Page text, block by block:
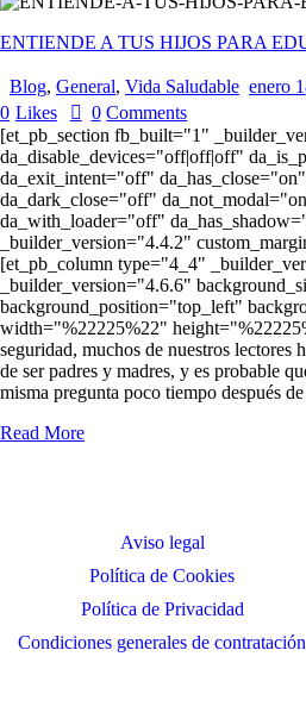
ENTIENDE A TUS HIJOS PARA
Blog, General, Vida Saludable enero
0 Likes 0 Comments
[et_pb_section fb_built="1"
da_disable_devices="off|off|off"
da_exit_intent="off"
da_dark_close="off"
da_with_loader="off"
_builder_version="4.4.2"
[et_pb_column type="4_4"
_builder_version="4.6.6"
background_position="top_left"
width="%22225%22"
seguridad, muchos de nuestros lectores
de ser padres y madres, y es probable
misma pregunta poco tiempo después
Read More
Aviso legal
Política de Cookies
Política de Privacidad
Condiciones generales de contratación